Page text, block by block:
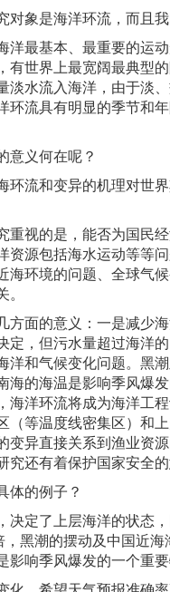
对象是海洋环流，而且
洋最基本、最重要的运
有世界上最宽阔最典型
淡水流入海洋，由于淡
环流具有明显的季节和
意义何在呢？
环流和变异的机理对世
重视的是，能否为国民
资源包括海水运动等等
海环境的问题、全球气
方面的意义：一是减少
定，但污水量超过海洋
洋和气候变化问题。黑
海的海温是影响季风爆
海洋环流将成为海洋工
（等温度线密集区）和
变异直接关系到渔业资
还有着保护国家安全的
体的例子？
决定了上层海洋的状态
黑潮的摆动及中国近
响季风爆发的一个重要